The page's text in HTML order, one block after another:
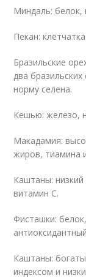
Миндаль: белок,
Пекан:
Бразильские
два
норму селена.
Кешью: железо,
Макадамия:
жиров, тиамина
Каштаны: низкий
витамин C.
Фисташки:
Каштаны:
индексом и